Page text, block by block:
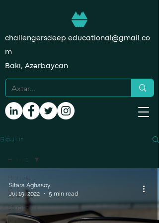
challengersdeep.educational@gmail.co
m
Bakı, Azərbaycan
Bloqlar
Hamısı
Data
Science
Statistika
Hamısı
Sitara Aghasoy
Jul 19, 2022
5 min read